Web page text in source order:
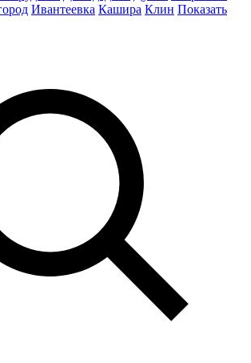
Ивантеевка Кашира Клин Показать